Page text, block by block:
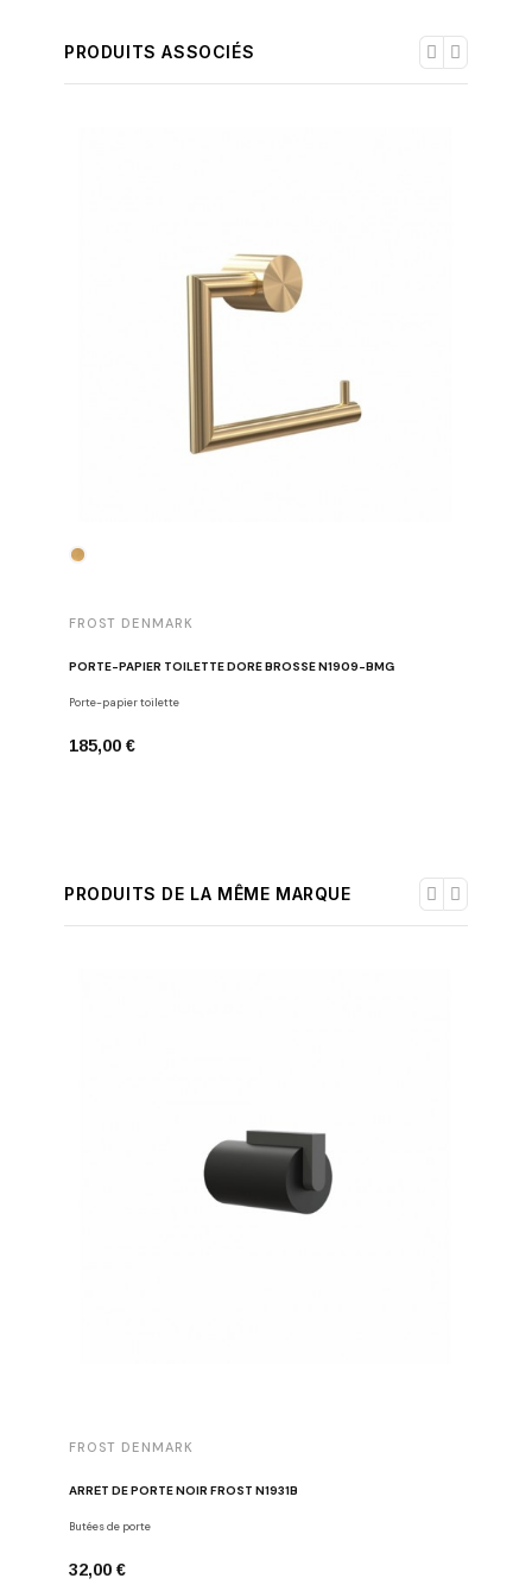
PRODUITS ASSOCIÉS
FROST DENMARK
PORTE-PAPIER TOILETTE DORÉ BROSSÉ N1909-BMG
Porte-papier toilette
185,00 €
PRODUITS DE LA MÊME MARQUE
FROST DENMARK
ARRÊT DE PORTE NOIR FROST N1931B
Butées de porte
32,00 €